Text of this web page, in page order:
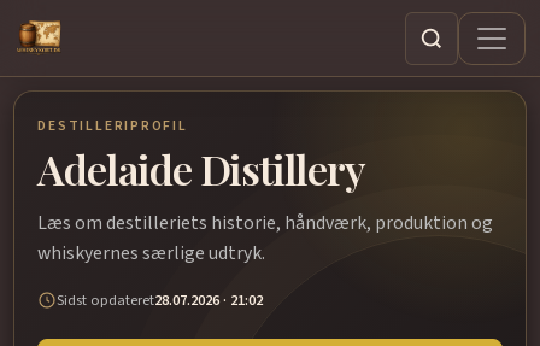
Søg
DESTILLERIPROFIL
Adelaide Distillery
Læs om destilleriets historie, håndværk, produktion og
whiskyernes særlige udtryk.
Sidst opdateret28.07.2026 · 21:02